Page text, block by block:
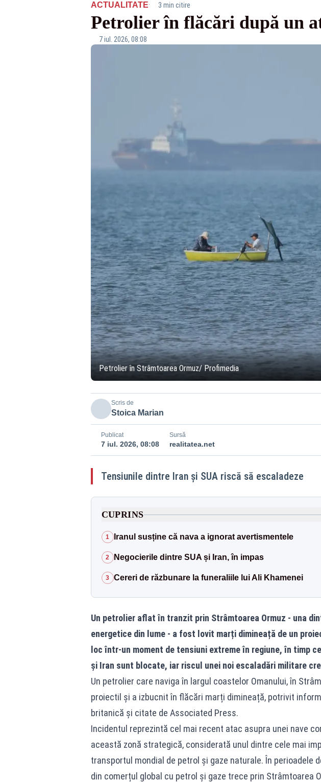
ACTUALITATE· 3 min citire
Petrolier în flăcări după un
7 iul. 2026, 08:08
Petrolier în Strâmtoarea Ormuz/ Profimedia
Scris de
Stoica Marian
Publicat
7 iul. 2026, 08:08
Sursă
realitatea.net
Tensiunile dintre Iran și SUA riscă să escaladeze
CUPRINS
1 Iranul susține că nava a ignorat avertismentele
2 Negocierile dintre SUA și Iran, în impas
3 Cereri de răzbunare la funeraliile lui Ali Khamenei
Un petrolier aflat în tranzit prin Strâmtoarea Ormuz - una
energetice din lume - a fost lovit marți dimineață de un
loc într-un moment de tensiuni extreme în regiune, în timp
și Iran sunt blocate, iar riscul unei noi escaladări militare
Un petrolier care naviga în largul coastelor Omanului, în
proiectil și a izbucnit în flăcări marți dimineață, potrivit
britanică și citate de Associated Press.
Incidentul reprezintă cel mai recent atac asupra unei nave
această zonă strategică, considerată unul dintre cele mai
transportul mondial de petrol și gaze naturale. În perioadele
din comerțul global cu petrol și gaze trece prin Strâmtoarea